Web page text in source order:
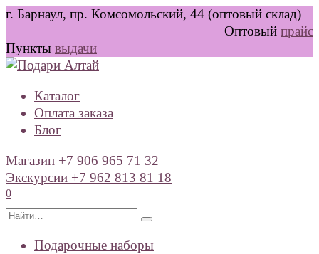
Перейти
содержанию
г. Барнаул, пр. Комсомольский, 44 (оптовый склад)
Оптовый прайс
Пункты выдачи
Каталог
Оплата заказа
Блог
Магазин +7 906 965 71 32
Экскурсии +7 962 813 81 18
0
Search
Подарочные наборы